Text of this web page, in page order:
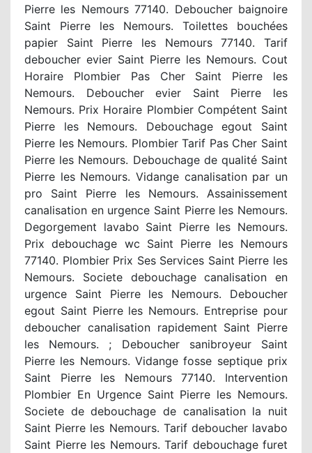
Pierre les Nemours 77140. Deboucher baignoire
Saint Pierre les Nemours. Toilettes bouchées
papier Saint Pierre les Nemours 77140. Tarif
deboucher evier Saint Pierre les Nemours. Cout
Horaire Plombier Pas Cher Saint Pierre les
Nemours. Deboucher evier Saint Pierre les
Nemours. Prix Horaire Plombier Compétent Saint
Pierre les Nemours. Debouchage egout Saint
Pierre les Nemours. Plombier Tarif Pas Cher Saint
Pierre les Nemours. Debouchage de qualité Saint
Pierre les Nemours. Vidange canalisation par un
pro Saint Pierre les Nemours. Assainissement
canalisation en urgence Saint Pierre les Nemours.
Degorgement lavabo Saint Pierre les Nemours.
Prix debouchage wc Saint Pierre les Nemours
77140. Plombier Prix Ses Services Saint Pierre les
Nemours. Societe debouchage canalisation en
urgence Saint Pierre les Nemours. Deboucher
egout Saint Pierre les Nemours. Entreprise pour
deboucher canalisation rapidement Saint Pierre
les Nemours. ; Deboucher sanibroyeur Saint
Pierre les Nemours. Vidange fosse septique prix
Saint Pierre les Nemours 77140. Intervention
Plombier En Urgence Saint Pierre les Nemours.
Societe de debouchage de canalisation la nuit
Saint Pierre les Nemours. Tarif deboucher lavabo
Saint Pierre les Nemours. Tarif debouchage furet